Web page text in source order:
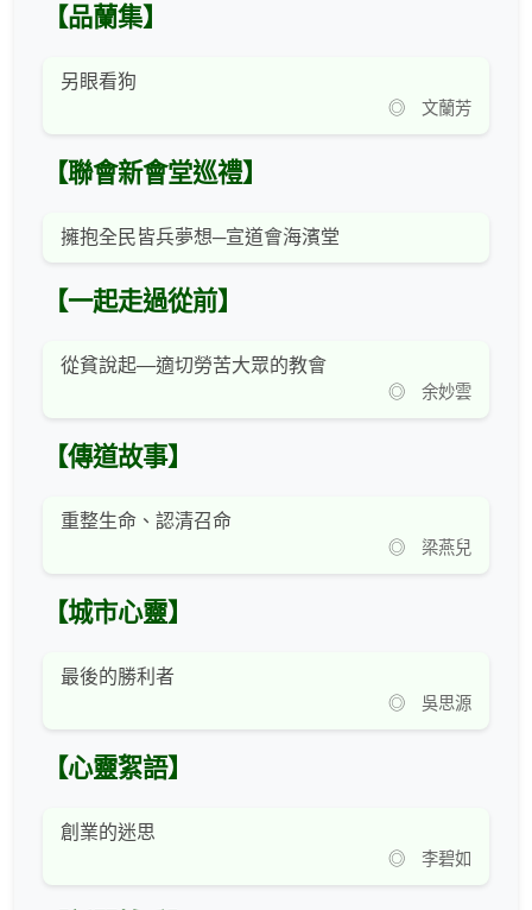
【品蘭集】
另眼看狗
◎ 文蘭芳
【聯會新會堂巡禮】
擁抱全民皆兵夢想─宣道會海濱堂
【一起走過從前】
從貧說起—適切勞苦大眾的教會
◎ 余妙雲
【傳道故事】
重整生命、認清召命
◎ 梁燕兒
【城市心靈】
最後的勝利者
◎ 吳思源
【心靈絮語】
創業的迷思
◎ 李碧如